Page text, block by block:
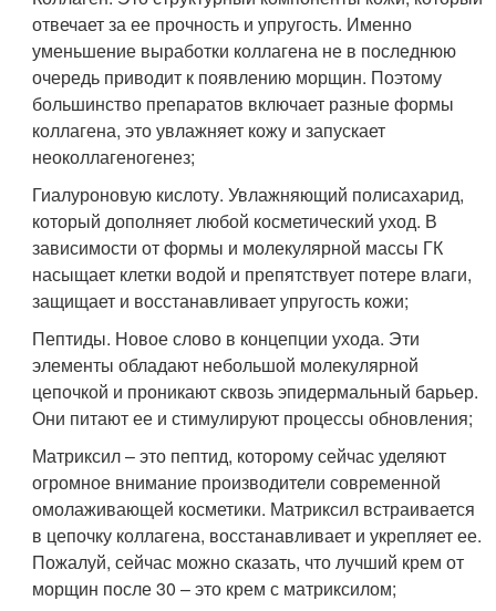
отвечает за ее прочность и упругость. Именно
уменьшение выработки коллагена не в последнюю
очередь приводит к появлению морщин. Поэтому
большинство препаратов включает разные формы
коллагена, это увлажняет кожу и запускает
неоколлагеногенез;
Гиалуроновую кислоту. Увлажняющий полисахарид,
который дополняет любой косметический уход. В
зависимости от формы и молекулярной массы ГК
насыщает клетки водой и препятствует потере влаги,
защищает и восстанавливает упругость кожи;
Пептиды. Новое слово в концепции ухода. Эти
элементы обладают небольшой молекулярной
цепочкой и проникают сквозь эпидермальный барьер.
Они питают ее и стимулируют процессы обновления;
Матриксил – это пептид, которому сейчас уделяют
огромное внимание производители современной
омолаживающей косметики. Матриксил встраивается
в цепочку коллагена, восстанавливает и укрепляет ее.
Пожалуй, сейчас можно сказать, что лучший крем от
морщин после 30 – это крем с матриксилом;